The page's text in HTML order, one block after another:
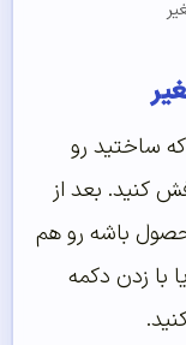
ساختید رو
کنید. بعد از
باشه رو هم
با زدن دکمه